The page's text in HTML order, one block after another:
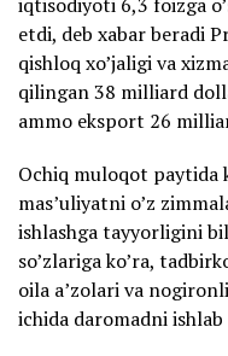
etdi, deb xabar beradi
qishloq xo’jaligi va
qilingan 38 milliard
ammo eksport 26
Ochiq muloqot
mas’uliyatni o’z
ishlashga tayyorligini
so’zlariga ko’ra,
oila a’zolari va
ichida daromadni